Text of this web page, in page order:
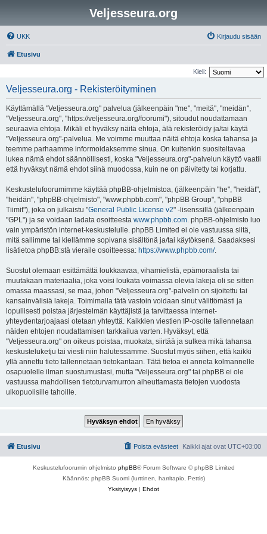
Veljesseura.org
UKK Kirjaudu sisään
Etusivu
Kieli:
Veljesseura.org - Rekisteröityminen
Käyttämällä "Veljesseura.org" palvelua (jälkeenpäin "me", "meitä", "meidän",
"Veljesseura.org", "https://veljesseura.org/foorumi"), sitoudut noudattamaan
seuraavia ehtoja. Mikäli et hyväksy näitä ehtoja, älä rekisteröidy ja/tai käytä
"Veljesseura.org"-palvelua. Me voimme muuttaa näitä ehtoja koska tahansa ja
teemme parhaamme informoidaksemme sinua. On kuitenkin suositeltavaa
lukea nämä ehdot säännöllisesti, koska "Veljesseura.org"-palvelun käyttö vaatii
että hyväksyt nämä ehdot siinä muodossa, kuin ne on päivitetty tai korjattu.
Keskustelufoorumimme käyttää phpBB-ohjelmistoa, (jälkeenpäin "he", "heidät",
"heidän", "phpBB-ohjelmisto", "www.phpbb.com", "phpBB Group", "phpBB
Tiimit"), joka on julkaistu "General Public License v2" -lisenssillä (jälkeenpäin
"GPL") ja se voidaan ladata osoitteesta www.phpbb.com. phpBB-ohjelmisto luo
vain ympäristön internet-keskustelulle. phpBB Limited ei ole vastuussa siitä,
mitä sallimme tai kiellämme sopivana sisältönä ja/tai käytöksenä. Saadaksesi
lisätietoa phpBB:stä vieraile osoitteessa: https://www.phpbb.com/.
Suostut olemaan esittämättä loukkaavaa, vihamielistä, epämoraalista tai
muutakaan materiaalia, joka voisi loukata voimassa olevia lakeja oli se sitten
omassa maassasi, se maa, johon "Veljesseura.org"-palvelin on sijoitettu tai
kansainvälisiä lakeja. Toimimalla tätä vastoin voidaan sinut välittömästi ja
lopullisesti poistaa järjestelmän käyttäjistä ja tarvittaessa internet-
yhteydentarjoajaasi otetaan yhteyttä. Kaikkien viestien IP-osoite tallennetaan
näiden ehtojen noudattamisen tarkkailua varten. Hyväksyt, että
"Veljesseura.org" on oikeus poistaa, muokata, siirtää ja sulkea mikä tahansa
keskusteluketju tai viesti niin halutessamme. Suostut myös siihen, että kaikki
yllä annettu tieto tallennetaan tietokantaan. Tätä tietoa ei anneta kolmannelle
osapuolelle ilman suostumustasi, mutta "Veljesseura.org" tai phpBB ei ole
vastuussa mahdollisen tietoturvamurron aiheuttamasta tietojen vuodosta
ulkopuolisille tahoille.
Etusivu Kaikki ajat ovat UTC+03:00
Poista evästeet
Keskustelufoorumin ohjelmisto phpBB® Forum Software © phpBB Limited
Käännös: phpBB Suomi (lurttinen, harritapio, Pettis)
Yksityisyys | Ehdot